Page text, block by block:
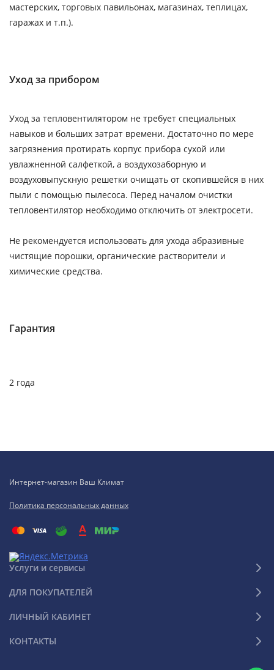
мастерских, торговых павильонах, магазинах, теплицах,
гаражах и т.п.).
Уход за прибором
Уход за тепловентилятором не требует специальных
навыков и больших затрат времени. Достаточно по мере
загрязнения протирать корпус прибора сухой или
увлажненной салфеткой, а воздухозаборную и
воздуховыпускную решетки очищать от скопившейся в них
пыли с помощью пылесоса. Перед началом очистки
тепловентилятор необходимо отключить от электросети.
Не рекомендуется использовать для ухода абразивные
чистящие порошки, органические растворители и
химические средства.
Гарантия
2 года
Интернет-магазин Ваш Климат
Политика персональных данных
Услуги и сервисы
ДЛЯ ПОКУПАТЕЛЕЙ
ЛИЧНЫЙ КАБИНЕТ
КОНТАКТЫ